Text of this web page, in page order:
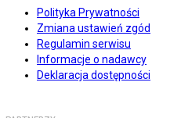
Polityka Prywatności
Zmiana ustawień zgód
Regulamin serwisu
Informacje o nadawcy
Deklaracja dostępności